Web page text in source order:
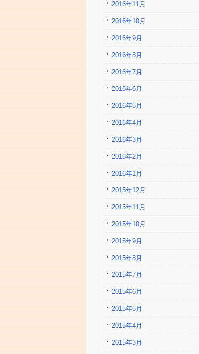
2016年11月
2016年10月
2016年9月
2016年8月
2016年7月
2016年6月
2016年5月
2016年4月
2016年3月
2016年2月
2016年1月
2015年12月
2015年11月
2015年10月
2015年9月
2015年8月
2015年7月
2015年6月
2015年5月
2015年4月
2015年3月